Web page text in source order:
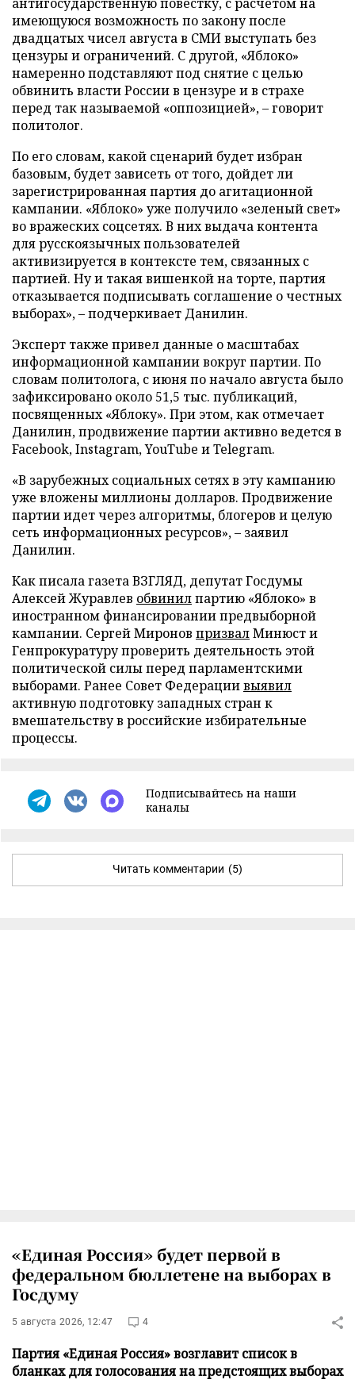
имеющуюся возможность по закону после
двадцатых чисел августа в СМИ выступать без
цензуры и ограничений. С другой, «Яблоко»
намеренно подставляют под снятие с целью
обвинить власти России в цензуре и в страхе
перед так называемой «оппозицией», – говорит
политолог.
По его словам, какой сценарий будет избран
базовым, будет зависеть от того, дойдет ли
зарегистрированная партия до агитационной
кампании. «Яблоко» уже получило «зеленый свет»
во вражеских соцсетях. В них выдача контента
для русскоязычных пользователей
активизируется в контексте тем, связанных с
партией. Ну и такая вишенкой на торте, партия
отказывается подписывать соглашение о честных
выборах», – подчеркивает Данилин.
Эксперт также привел данные о масштабах
информационной кампании вокруг партии. По
словам политолога, с июня по начало августа было
зафиксировано около 51,5 тыс. публикаций,
посвященных «Яблоку». При этом, как отмечает
Данилин, продвижение партии активно ведется в
Facebook, Instagram, YouTube и Telegram.
«В зарубежных социальных сетях в эту кампанию
уже вложены миллионы долларов. Продвижение
партии идет через алгоритмы, блогеров и целую
сеть информационных ресурсов», – заявил
Данилин.
Как писала газета ВЗГЛЯД, депутат Госдумы
Алексей Журавлев обвинилпартию «Яблоко» в
иностранном финансировании предвыборной
кампании. Сергей Миронов призвалМинюст и
Генпрокуратуру проверить деятельность этой
политической силы перед парламентскими
выборами. Ранее Совет Федерациивыявил
активную подготовку западных стран к
вмешательству в российские избирательные
процессы.
Подписывайтесь на наши
каналы
Читать комментарии (5)
«Единая Россия» будет первой в
федеральном бюллетене на выборах в
Госдуму
5 августа 2026, 12:47 4
Партия «Единая Россия» возглавит список в
бланках для голосования на предстоящих выборах